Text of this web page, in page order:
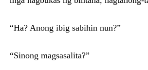
“Ha? Anong ibig sabihin nun?”
“Sinong magsasalita?”